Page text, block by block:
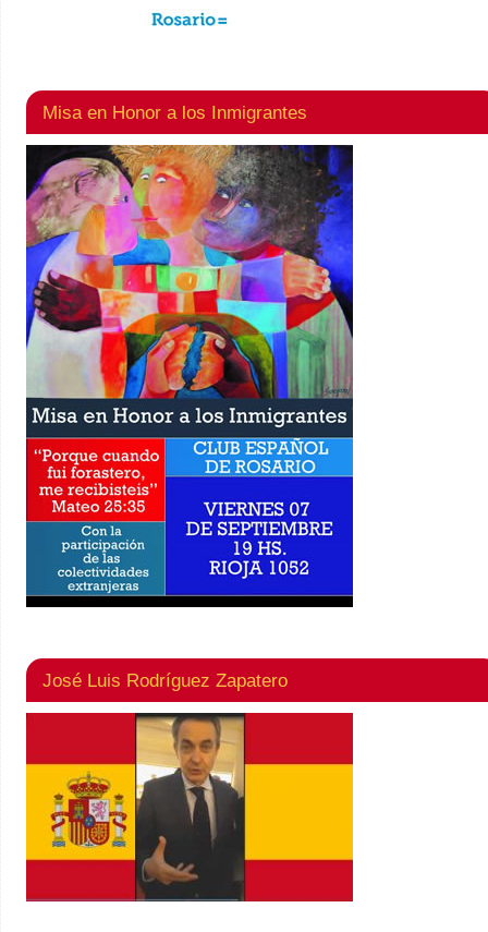
Misa en Honor a los Inmigrantes
José Luis Rodríguez Zapatero